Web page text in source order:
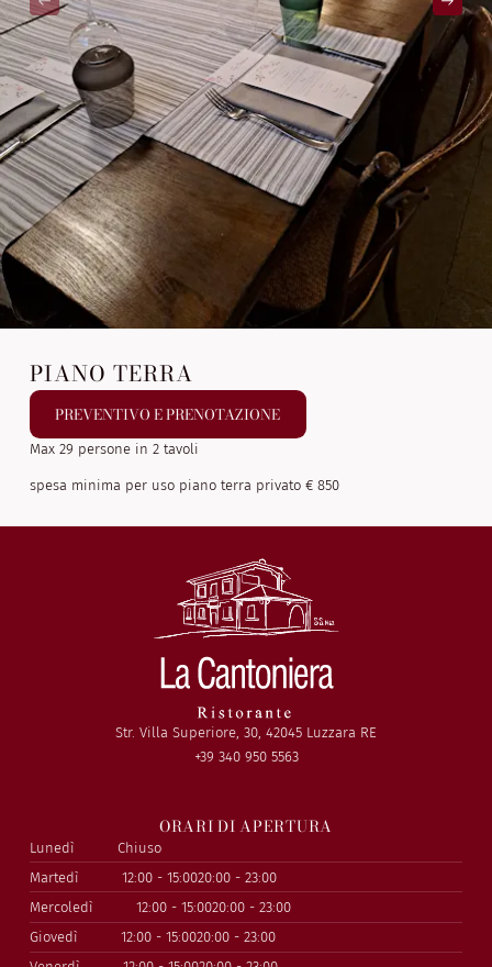
PIANO TERRA
PREVENTIVO E PRENOTAZIONE
Max 29 persone in 2 tavoli
spesa minima per uso piano terra privato € 850
Str. Villa Superiore, 30, 42045 Luzzara RE
+39 340 950 5563
ORARI DI APERTURA
Lunedì
Chiuso
Martedì
12:00 - 15:0020:00 - 23:00
Mercoledì
12:00 - 15:0020:00 - 23:00
Giovedì
12:00 - 15:0020:00 - 23:00